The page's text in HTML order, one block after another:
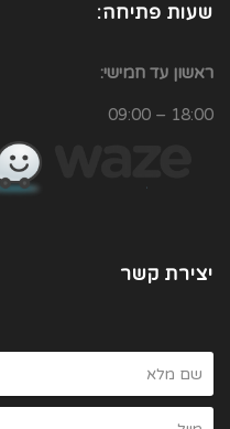
שעות פתיחה:
ראשון עד חמישי:
18:00 – 09:00
יצירת קשר